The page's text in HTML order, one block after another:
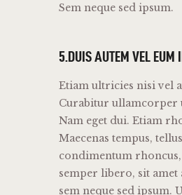
Sem neque sed ipsum.
5.DUIS AUTEM VEL EUM
Etiam ultricies nisi vel
Curabitur ullamcorper
Nam eget dui. Etiam
Maecenas tempus,
condimentum
semper libero, sit amet
sem neque sed ipsum.